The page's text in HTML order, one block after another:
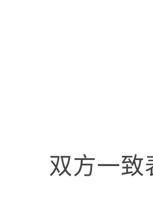
双方一致